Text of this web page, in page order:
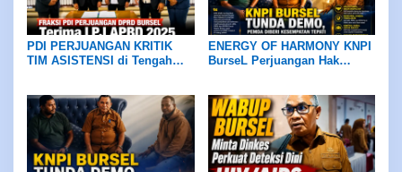
PDI PERJUANGAN KRITIK
TIM ASISTENSI di Tengah
Catatan
ENERGY OF HARMONY KNPI
BurseL Perjuangan Hak